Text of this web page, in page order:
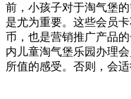
前，小孩子对于淘气堡
是尤为重要。这些会员
币，也是营销推广产品
内儿童淘气堡乐园办理
所值的感受。否则，会